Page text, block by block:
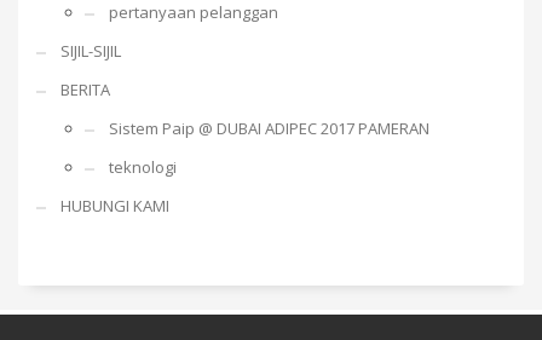
pertanyaan pelanggan
SIJIL-SIJIL
BERITA
Sistem Paip @ DUBAI ADIPEC 2017 PAMERAN
teknologi
HUBUNGI KAMI